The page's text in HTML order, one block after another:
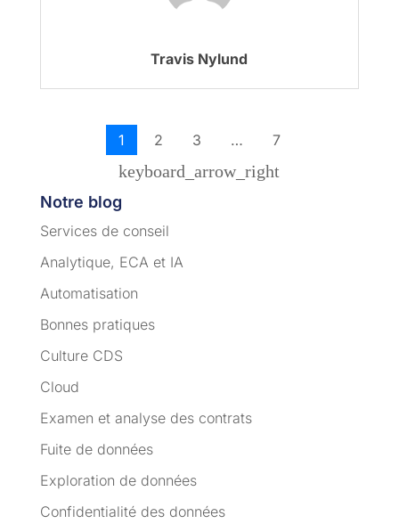
Travis Nylund
1 2 3 … 7
keyboard_arrow_right
Notre blog
Services de conseil
Analytique, ECA et IA
Automatisation
Bonnes pratiques
Culture CDS
Cloud
Examen et analyse des contrats
Fuite de données
Exploration de données
Confidentialité des données